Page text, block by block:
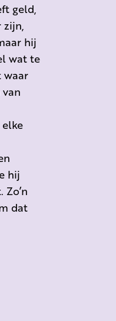
geld,
zijn,
hij
wat te
waar
hij
dat